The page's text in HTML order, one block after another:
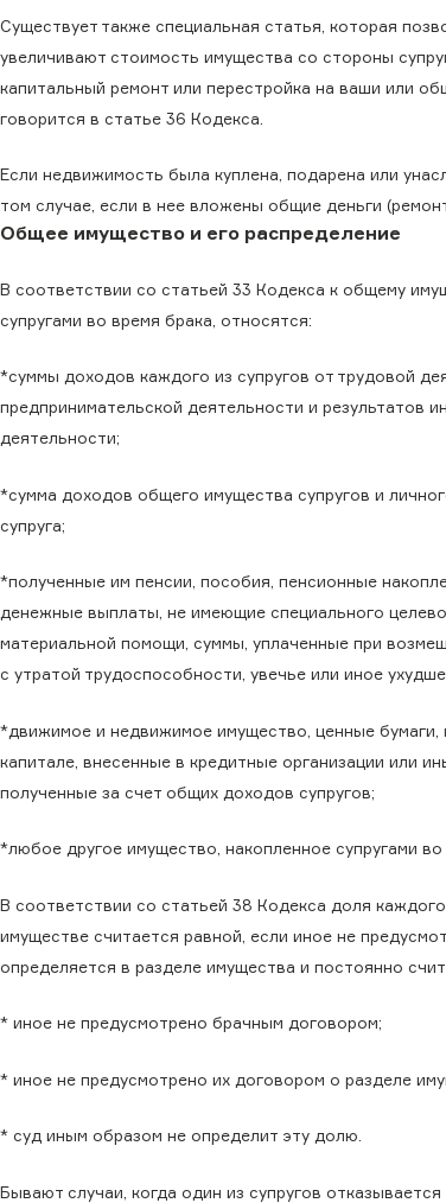
Существует также специальная статья, которая
увеличивают стоимость имущества со стороны
капитальный ремонт или перестройка на ваши или
говорится в статье 36 Кодекса.
Если недвижимость была куплена, подарена или
том случае, если в нее вложены общие деньги
Общее имущество и его распределение
В соответствии со статьей 33 Кодекса к общему
супругами во время брака, относятся:
*суммы доходов каждого из супругов от трудовой
предпринимательской деятельности и результатов
деятельности;
*сумма доходов общего имущества супругов и
супруга;
*полученные им пенсии, пособия, пенсионные
денежные выплаты, не имеющие специального
материальной помощи, суммы, уплаченные при
с утратой трудоспособности, увечье или иное
*движимое и недвижимое имущество, ценные бумаги,
капитале, внесенные в кредитные организации или
полученные за счет общих доходов супругов;
*любое другое имущество, накопленное супругами во
В соответствии со статьей 38 Кодекса доля
имуществе считается равной, если иное не
определяется в разделе имущества и постоянно
* иное не предусмотрено брачным договором;
* иное не предусмотрено их договором о разделе
* суд иным образом не определит эту долю.
Бывают случаи, когда один из супругов